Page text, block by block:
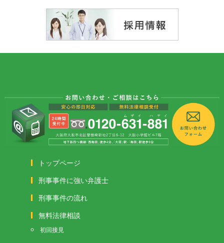
トップページ
刑事事件に強い弁護士
刑事事件の流れ
無料法律相談
初回接見